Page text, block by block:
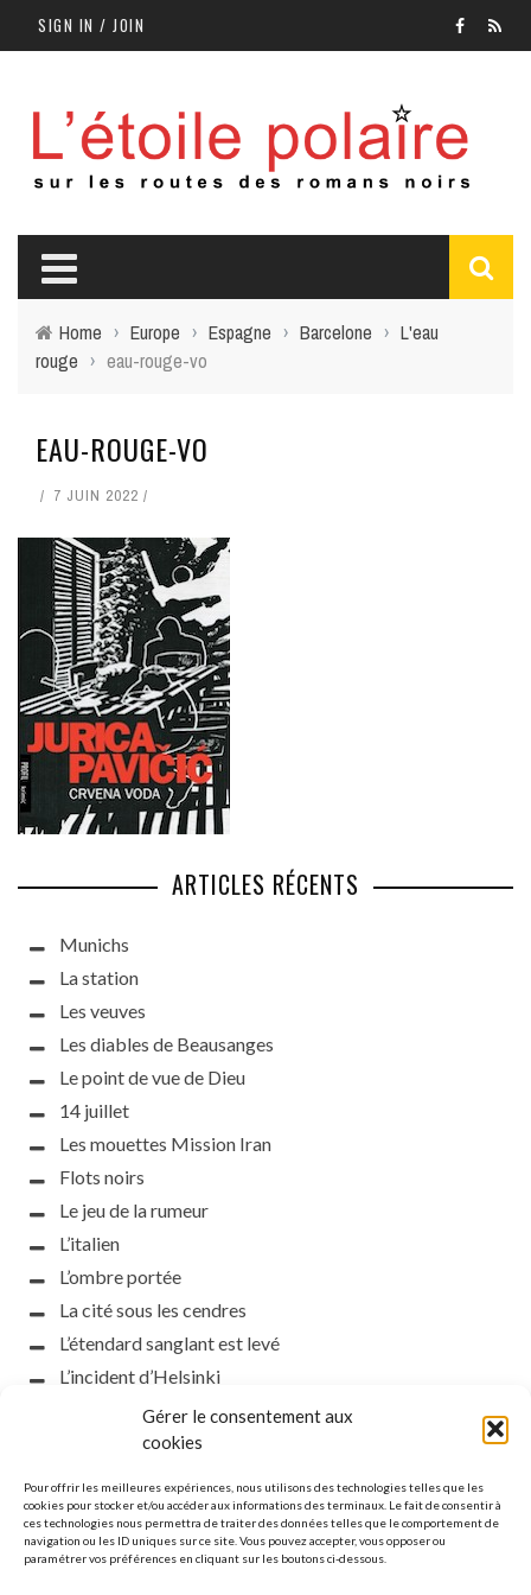
Gérer le consentement aux
cookies
Pour offrir les meilleures expériences, nous utilisons des technologies telles que les
cookies pour stocker et/ou accéder aux informations des terminaux. Le fait de consentir à
ces technologies nous permettra de traiter des données telles que le comportement de
navigation ou les ID uniques sur ce site. Vous pouvez accepter, vous opposer ou
paramétrer vos préférences en cliquant sur les boutons ci-dessous.
SIGN IN / JOIN
Home › Europe › Espagne › Barcelone › L'eau
rouge › eau-rouge-vo
EAU-ROUGE-VO
7 JUIN 2022
ARTICLES RÉCENTS
Munichs
La station
Les veuves
Les diables de Beausanges
Le point de vue de Dieu
14 juillet
Les mouettes Mission Iran
Flots noirs
Le jeu de la rumeur
L’italien
L’ombre portée
La cité sous les cendres
L’étendard sanglant est levé
L’incident d’Helsinki
la petite fasciste
Toutes les nuances de la nuit
Que s’obscurcissent le soleil et la lumière
Le silence